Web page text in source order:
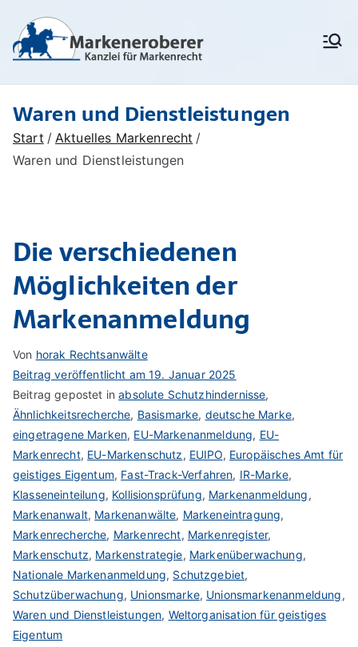
Inhalt
springen
Markenanm
eldung,
Markenschu
erer
Markenrecht,
Markenschutz,
Unionsmarken (EU-
Waren und Dienstleistungen
Start
Aktuelles Markenrecht
Waren und Dienstleistungen
Die verschiedenen
Möglichkeiten der
Markenanmeldung
Von horak Rechtsanwälte
Beitrag veröffentlicht am19. Januar 2025
Beitrag gepostet inabsolute Schutzhindernisse,
Ähnlichkeitsrecherche, Basismarke, deutsche Marke,
eingetragene Marken, EU-Markenanmeldung, EU-
Markenrecht, EU-Markenschutz, EUIPO, Europäisches Amt für
geistiges Eigentum, Fast-Track-Verfahren, IR-Marke,
Klasseneinteilung, Kollisionsprüfung, Markenanmeldung,
Markenanwalt, Markenanwälte, Markeneintragung,
Markenrecherche, Markenrecht, Markenregister,
Markenschutz, Markenstrategie, Markenüberwachung,
Nationale Markenanmeldung, Schutzgebiet,
Schutzüberwachung, Unionsmarke, Unionsmarkenanmeldung,
Waren und Dienstleistungen, Weltorganisation für geistiges
Eigentum